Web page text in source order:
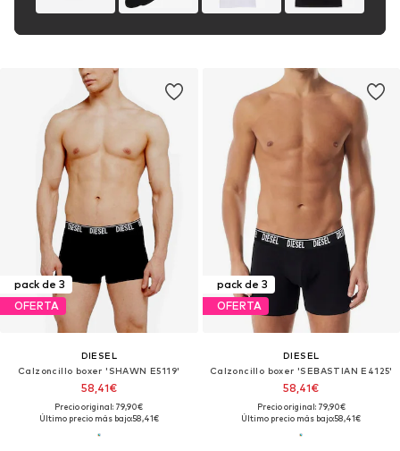
pack de 3
OFERTA
DIESEL
Calzoncillo boxer 'SHAWN E5119'
58,41€
Precio original: 79,90€
Último precio más bajo:58,41€
pack de 3
OFERTA
DIESEL
Calzoncillo boxer 'SEBASTIAN E4125'
58,41€
Precio original: 79,90€
Último precio más bajo:58,41€